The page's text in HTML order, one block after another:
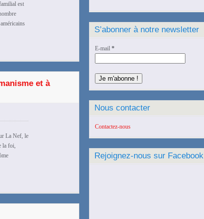
est
et à
La Nef, le
la foi,
S’abonner à notre newsletter
E-mail *
Nous contacter
Contactez-nous
Rejoignez-nous sur Facebook